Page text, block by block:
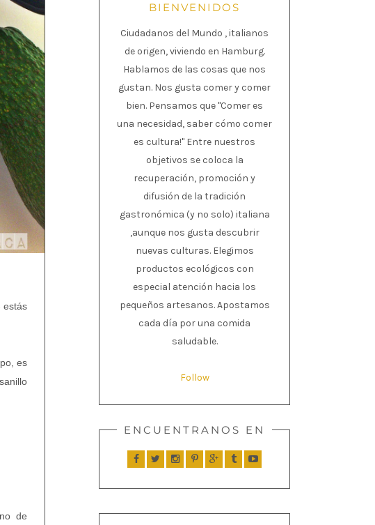
estás
es
de
BIENVENIDOS
Ciudadanos del Mundo , italianos
de origen, viviendo en Hamburg.
Hablamos de las cosas que nos
gustan. Nos gusta comer y comer
bien. Pensamos que "Comer es
una necesidad, saber cómo comer
es cultura!" Entre nuestros
objetivos se coloca la
recuperación, promoción y
difusión de la tradición
gastronómica (y no solo) italiana
,aunque nos gusta descubrir
nuevas culturas. Elegimos
productos ecológicos con
especial atención hacia los
pequeños artesanos. Apostamos
cada día por una comida
saludable.
Follow
ENCUENTRANOS EN